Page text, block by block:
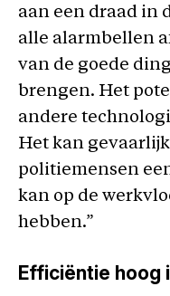
aan een draad in
alle alarmbellen
van de goede
brengen. Het
andere
Het kan
politiemensen
kan op de
hebben.”
Efficiëntie hoog